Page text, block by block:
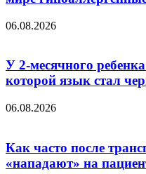
06.08.2026
У 2-месячного
которой язык стал
06.08.2026
Как часто после
«нападают» на